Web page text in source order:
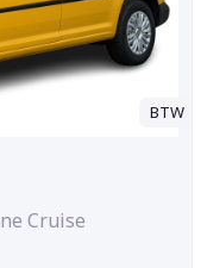
BTW
Cruise